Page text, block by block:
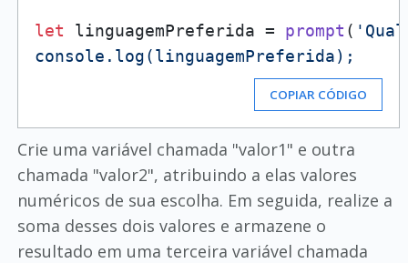
let linguagemPreferida = prompt (
COPIAR CÓDIGO
Crie uma variável chamada "valor1" e outra
chamada "valor2", atribuindo a elas valores
numéricos de sua escolha. Em seguida, realize a
soma desses dois valores e armazene o
resultado em uma terceira variável chamada